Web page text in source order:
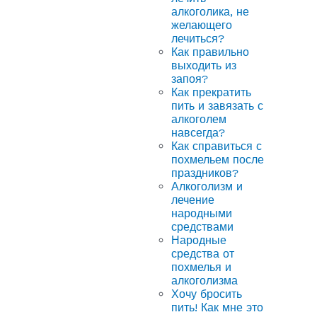
алкоголика, не
желающего
лечиться?
Как правильно
выходить из
запоя?
Как прекратить
пить и завязать с
алкоголем
навсегда?
Как справиться с
похмельем после
праздников?
Алкоголизм и
лечение
народными
средствами
Народные
средства от
похмелья и
алкоголизма
Хочу бросить
пить! Как мне это